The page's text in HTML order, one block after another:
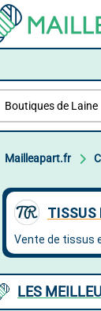
Mailleapart.fr
LES